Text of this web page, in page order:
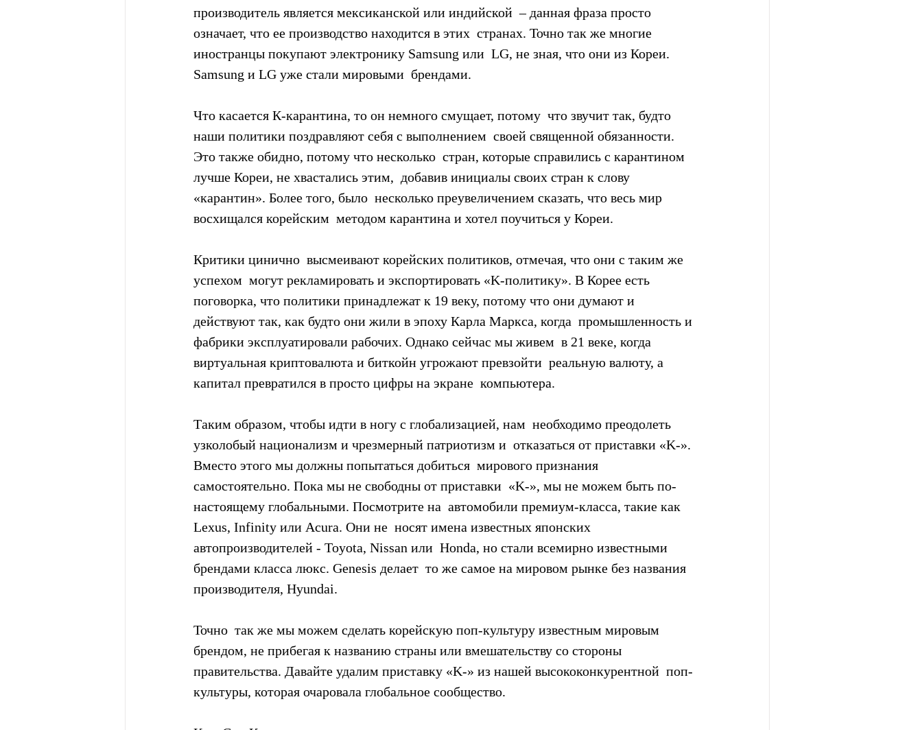
производитель является мексиканской или индийской  – данная фраза просто
означает, что ее производство находится в этих  странах. Точно так же многие
иностранцы покупают электронику Samsung или  LG, не зная, что они из Кореи.
Samsung и LG уже стали мировыми  брендами.
Что касается К-карантина, то он немного смущает, потому  что звучит так, будто
наши политики поздравляют себя с выполнением  своей священной обязанности.
Это также обидно, потому что несколько  стран, которые справились с карантином
лучше Кореи, не хвастались этим,  добавив инициалы своих стран к слову
«карантин». Более того, было  несколько преувеличением сказать, что весь мир
восхищался корейским  методом карантина и хотел поучиться у Кореи.
Критики цинично  высмеивают корейских политиков, отмечая, что они с таким же
успехом  могут рекламировать и экспортировать «K-политику». В Корее есть
поговорка, что политики принадлежат к 19 веку, потому что они думают и
действуют так, как будто они жили в эпоху Карла Маркса, когда  промышленность и
фабрики эксплуатировали рабочих. Однако сейчас мы живем  в 21 веке, когда
виртуальная криптовалюта и биткойн угрожают превзойти  реальную валюту, а
капитал превратился в просто цифры на экране  компьютера.
Таким образом, чтобы идти в ногу с глобализацией, нам  необходимо преодолеть
узколобый национализм и чрезмерный патриотизм и  отказаться от приставки «K-».
Вместо этого мы должны попытаться добиться  мирового признания
самостоятельно. Пока мы не свободны от приставки  «K-», мы не можем быть по-
настоящему глобальными. Посмотрите на  автомобили премиум-класса, такие как
Lexus, Infinity или Acura. Они не  носят имена известных японских
автопроизводителей - Toyota, Nissan или  Honda, но стали всемирно известными
брендами класса люкс. Genesis делает  то же самое на мировом рынке без названия
производителя, Hyundai.
Точно  так же мы можем сделать корейскую поп-культуру известным мировым
брендом, не прибегая к названию страны или вмешательству со стороны
правительства. Давайте удалим приставку «K-» из нашей высококонкурентной  поп-
культуры, которая очаровала глобальное сообщество.